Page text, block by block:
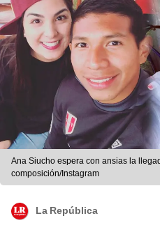
Ana Siucho espera con ansias la
composición/Instagram
La República